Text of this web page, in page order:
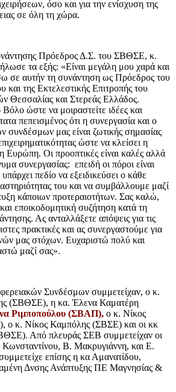
όσο και για την ενίσχυση της
σε όλη τη χώρα.
Πρόεδρος Δ.Σ. του ΣΒΘΣΕ, κ.
τα εξής: «Είναι μεγάλη μου χαρά και
σε αυτήν τη συνάντηση ως Πρόεδρος του
και της Εκτελεστικής Επιτροπής του
Θεσσαλίας και Στερεάς Ελλάδος.
ώστε να μοιραστείτε ιδέες και
πεπεισμένος ότι η συνεργασία και ο
συνδέσμων μας είναι ζωτικής σημασίας
ώστε να κλείσει η
Ευρώπη. Οι προοπτικές είναι καλές αλλά
συνεργασίας: επειδή οι πόροι είναι
πεδίο να εξειδικεύσει ο κάθε
του και να συμβάλλουμε μαζί
κάποιων προτεραιοτήτων. Σας καλώ,
εποικοδομητική συζήτηση κατά τη
Ας ανταλλάξετε απόψεις για τις
πρακτικές και ας συνεργαστούμε για
μας στόχων. Ευχαριστώ πολύ και
μαζί σας».
Συνδέσμων συμμετείχαν, ο κ.
(ΣΒΘΣΕ), η κα. Έλενα Καματέρη
Ριμποπούλου (ΣΒΑΠ), ο κ. Νίκος
κ. Νίκος Καμπόλης (ΣΒΣΕ) και οι κκ
Από πλευράς ΣΕΒ συμμετείχαν οι
Β. Μακρυγιάννη, και Ε.
επίσης η κα Αμανατίδου,
Δνσης Ανάπτυξης ΠΕ Μαγνησίας &